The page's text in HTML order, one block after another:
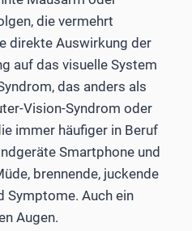
die vermehrt
direkte Auswirkung der
auf das visuelle System
das anders als
Vision-Syndrom oder
immer häufiger in Beruf
Smartphone und
brennende, juckende
Symptome. Auch ein
Augen.